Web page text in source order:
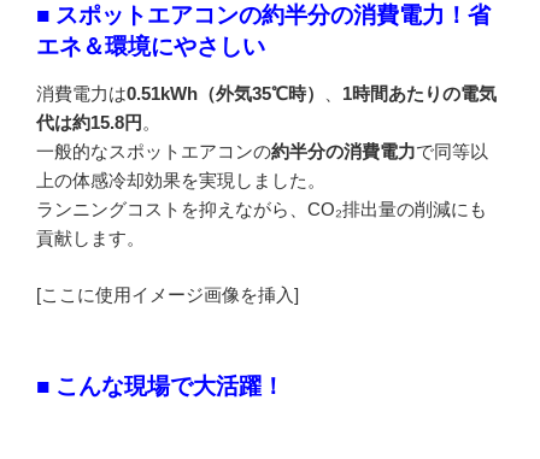
■ スポットエアコンの約半分の消費電力！省
エネ＆環境にやさしい
消費電力は0.51kWh（外気35℃時）
1時間あたりの電気
代は約15.8円 。
一般的なスポットエアコンの約半分の消費電力で同等以
上の体感冷却効果を実現しました。
ランニングコストを抑えながら、CO₂排出量の削減にも
貢献します。
[ここに使用イメージ画像を挿入]
■ こんな現場で大活躍！